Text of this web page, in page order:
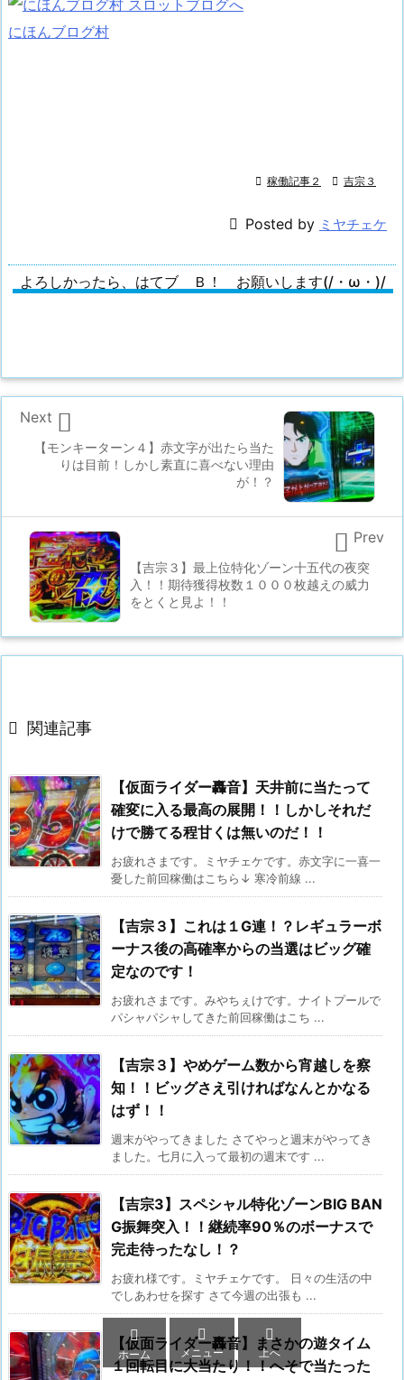
にほんブログ村
 稼働記事２  吉宗３
 Posted by ミヤチェケ
よろしかったら、はてブ Ｂ！ お願いします(/・ω・)/
【モンキーターン４】赤文字が出たら当た
りは目前！しかし素直に喜べない理由
が！？

Next
【吉宗３】最上位特化ゾーン十五代の夜突
入！！期待獲得枚数１０００枚越えの威力
をとくと見よ！！
 Prev
 関連記事
【仮面ライダー轟音】天井前に当たって
確変に入る最高の展開！！しかしそれだ
けで勝てる程甘くは無いのだ！！
お疲れさまです。ミヤチェケです。赤文字に一喜一
憂した前回稼働はこちら↓ 寒冷前線 ...
【吉宗３】これは１G連！？レギュラーボ
ーナス後の高確率からの当選はビッグ確
定なのです！
お疲れさまです。みやちぇけです。ナイトプールで
パシャパシャしてきた前回稼働はこち ...
【吉宗３】やめゲーム数から宵越しを察
知！！ビッグさえ引ければなんとかなる
はず！！
週末がやってきました さてやっと週末がやってき
ました。七月に入って最初の週末です ...
【吉宗3】スペシャル特化ゾーンBIG BAN
G振舞突入！！継続率90％のボーナスで
完走待ったなし！？
お疲れ様です。ミヤチェケです。 日々の生活の中
でしあわせを探す さて今週の出張も ...
【仮面ライダー轟音】まさかの遊タイム
１回転目に大当たり！！へそで当たった

ホーム

メニュー

上へ